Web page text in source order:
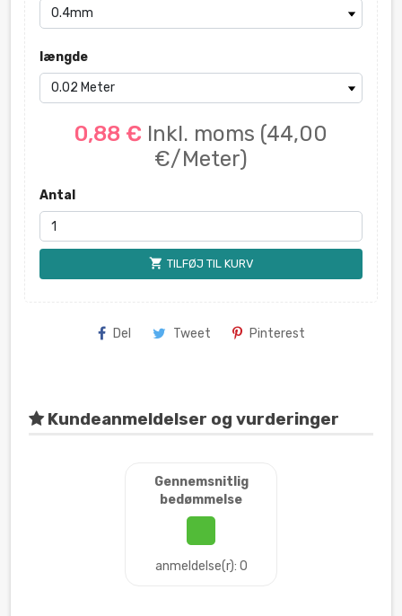
længde
0,88 € Inkl. moms (44,00
€/Meter)
Antal
shopping_cart TILFØJ TIL KURV
Del Tweet Pinterest
Kundeanmeldelser og vurderinger
Gennemsnitlig
bedømmelse
anmeldelse(r): 0